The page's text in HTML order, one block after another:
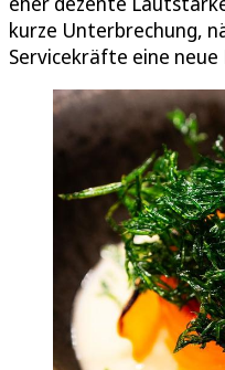
kurze Unterbrechung,
Servicekräfte eine